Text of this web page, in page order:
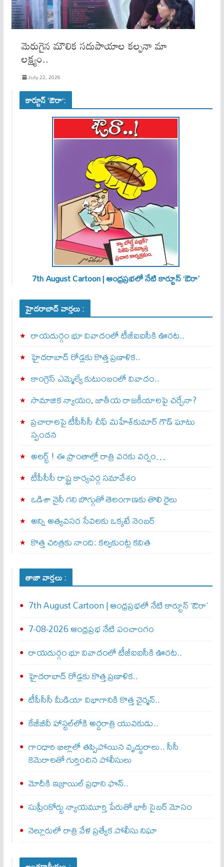
మెరుగైన మౌలిక సదుపాయాల కల్పనా మా
లక్ష్యం..
July 22, 2026
కార్టూన్ ‘ఔరా’:
7th August Cartoon | ఆంధ్రప్రభలో నేటి కార్టూన్ ‘ఔరా’
హైదరాబాద్ వార్తలు :
రాయదుర్గం భూ వివాదంలో టీజీఐఐసీకి ఊరట..
హైదరాబాద్ రోడ్లకు కొత్త ప్రణాళిక..
కాంగ్రెస్ ఎమ్మెల్యే కుటుంబంలో వివాదం..
సామాజిక న్యాయం, జాతీయ రాజకీయాలపై చర్చేనా?
ప్రచారాలపై టీపీసీసీ చీఫ్ మహేశ్‌కుమార్ గౌడ్ ఘాటు
స్పందన
అల‌ర్ట్ ! ఈ ప్రాంతాల్లో రాత్రి వరకు వర్షం…
టీపీసీసీ రాష్ట్ర కార్యవర్గ సమావేశం
ఒడిశా నైనీ గని బొగ్గుతో తెలంగాణకు తొలి రైలు
అన్ని అత్యవసర సేవలకు ఒక్క‌టే నెంబ‌ర్‌
కొత్త చరిత్రకు నాంది: క‌ల్వ‌కుంట్ల కవిత
తాజా వార్తలు :
7th August Cartoon | ఆంధ్రప్రభలో నేటి కార్టూన్ ‘ఔరా’
7-08-2026 ఆంధ్రప్రభ నేటి పంచాంగం
రాయదుర్గం భూ వివాదంలో టీజీఐఐసీకి ఊరట..
హైదరాబాద్ రోడ్లకు కొత్త ప్రణాళిక..
టీపీసీసీ మీడియా విభాగానికి కొత్త చైర్మన్..
కేజీబీవీ హాస్టల్‌లోకి అర్ధరాత్రి యువకుడు..
గాంధారి ఖిల్లాలో తప్పిపోయిన వృద్ధురాలు.. సీసీ
కెమెరాలతో గుర్తించిన పోలీసులు
మోదీకి ఇజ్రాయిల్ ప్ర‌ధాని ఫొన్..
సుప్రీంకోర్టు న్యాయమూర్తి పేరుతో భారీ సైబర్ మోసం
నెల్లూరులో రాత్రి వేళ ప్రత్యేక పోలీసు నిఘా